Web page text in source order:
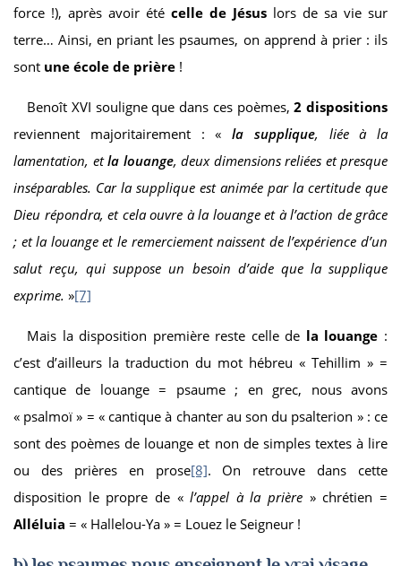
force !), après avoir été celle de Jésus lors de sa vie sur
terre… Ainsi, en priant les psaumes, on apprend à prier : ils
sont une école de prière !
Benoît XVI souligne que dans ces poèmes,2 dispositions
reviennent majoritairement : « la supplique, liée à la
lamentation, etla louange, deux dimensions reliées et presque
inséparables. Car la supplique est animée par la certitude que
Dieu répondra, et cela ouvre à la louange et à l’action de grâce
; et la louange et le remerciement naissent de l’expérience d’un
salut reçu, qui suppose un besoin d’aide que la supplique
exprime. »[7]
Mais la disposition première reste celle de la louange :
c’est d’ailleurs la traduction du mot hébreu « Tehillim » =
cantique de louange = psaume ; en grec, nous avons
« psalmoï » = « cantique à chanter au son du psalterion » : ce
sont des poèmes de louange et non de simples textes à lire
ou des prières en prose[8]. On retrouve dans cette
disposition le propre de «l’appel à la prière » chrétien =
Alléluia = « Hallelou-Ya » = Louez le Seigneur !